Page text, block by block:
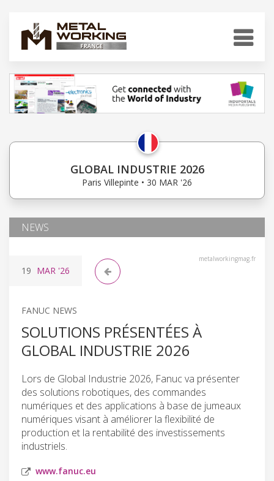
GLOBAL INDUSTRIE 2026
Paris Villepinte • 30 MAR '26
NEWS
metalworkingmag.fr
19 MAR '26
FANUC NEWS
SOLUTIONS PRÉSENTÉES À
GLOBAL INDUSTRIE 2026
Lors de Global Industrie 2026, Fanuc va présenter
des solutions robotiques, des commandes
numériques et des applications à base de jumeaux
numériques visant à améliorer la flexibilité de
production et la rentabilité des investissements
industriels.
www.fanuc.eu